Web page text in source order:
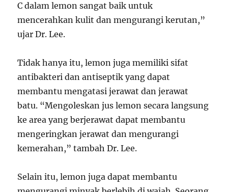
C dalam lemon sangat baik untuk
mencerahkan kulit dan mengurangi kerutan,”
ujar Dr. Lee.
Tidak hanya itu, lemon juga memiliki sifat
antibakteri dan antiseptik yang dapat
membantu mengatasi jerawat dan jerawat
batu. “Mengoleskan jus lemon secara langsung
ke area yang berjerawat dapat membantu
mengeringkan jerawat dan mengurangi
kemerahan,” tambah Dr. Lee.
Selain itu, lemon juga dapat membantu